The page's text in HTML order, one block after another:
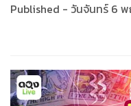
Published - วันจันทร์ 6